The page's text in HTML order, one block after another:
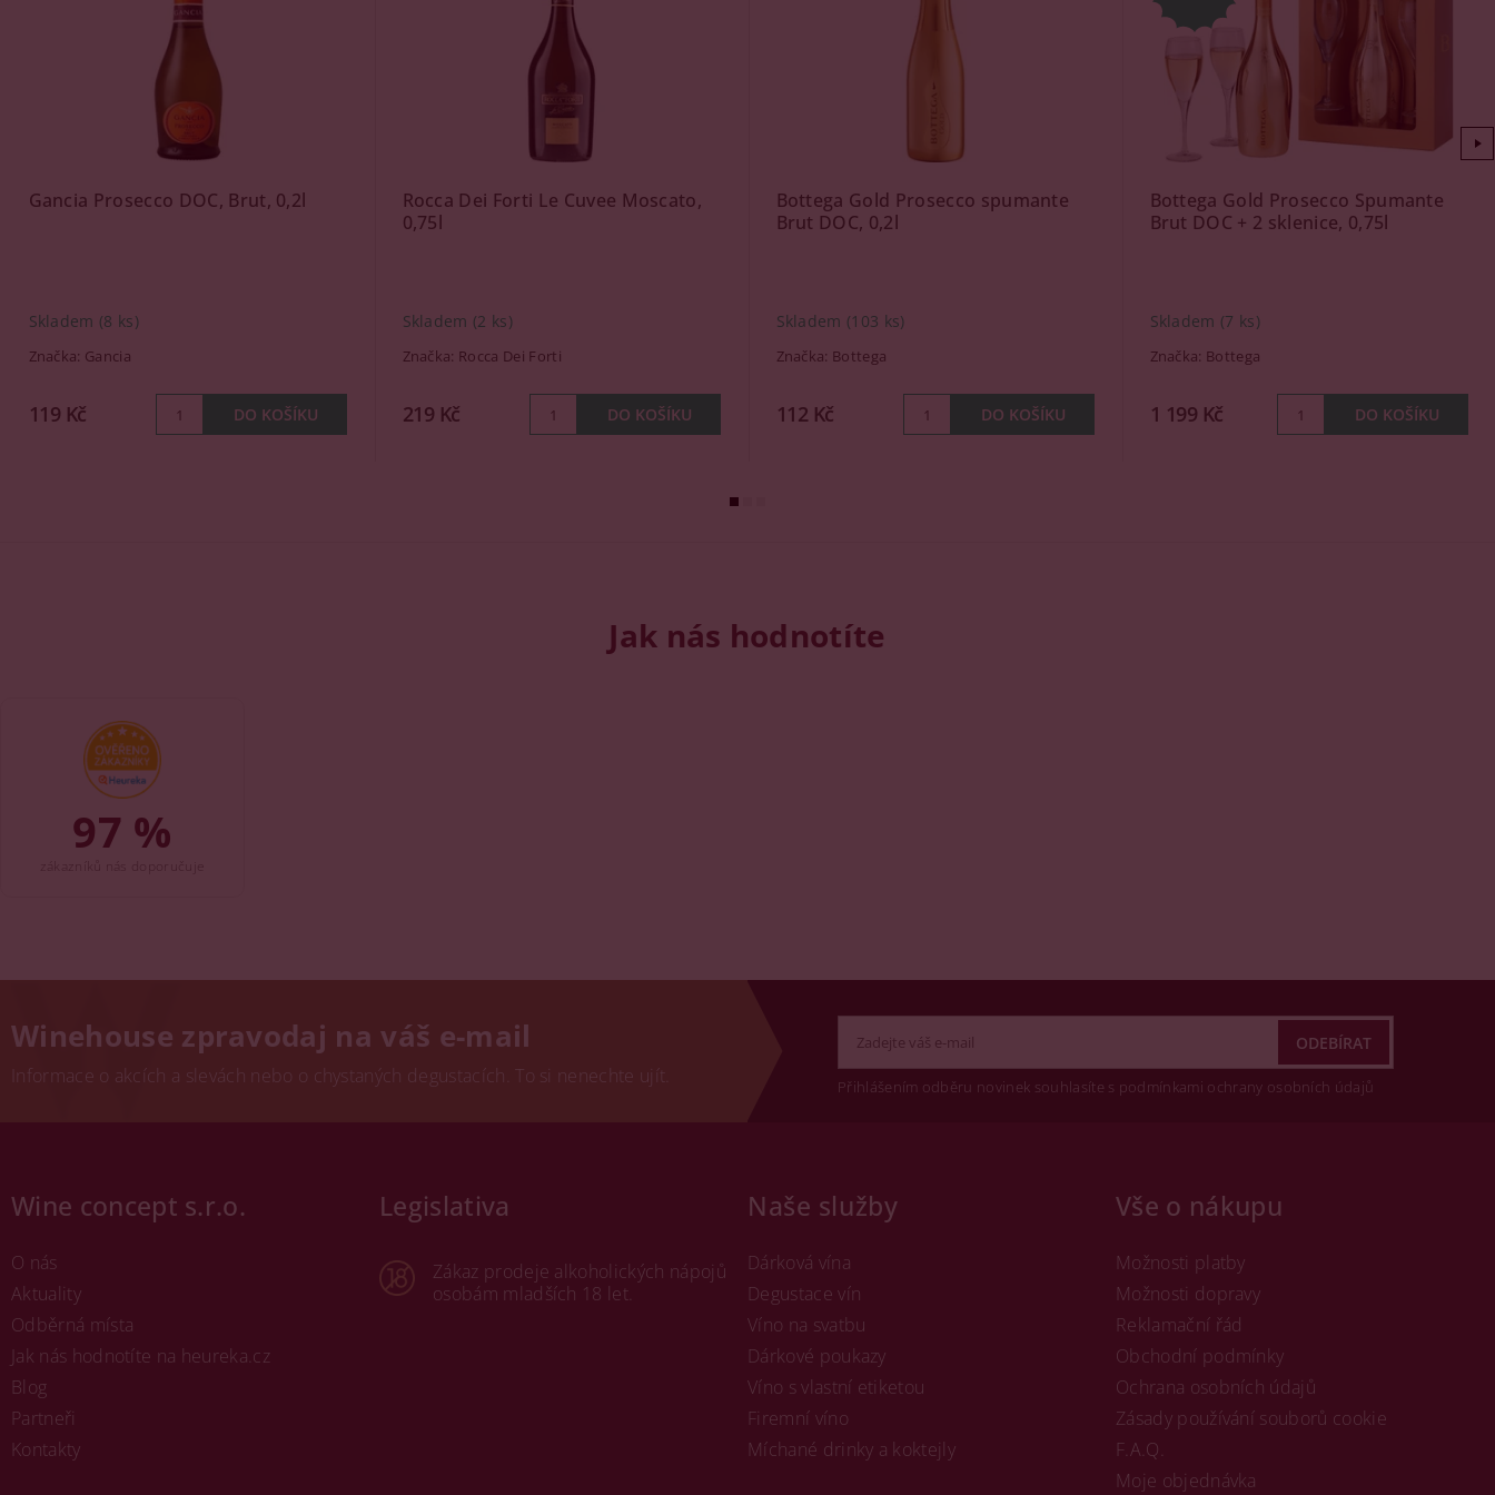
Gancia Prosecco DOC, Brut, 0,2l
Skladem (8 ks)
Značka: Gancia
119 Kč
Rocca Dei Forti Le Cuvee Moscato,
0,75l
Skladem (2 ks)
Značka: Rocca Dei Forti
219 Kč
Bottega Gold Prosecco spumante
Brut DOC, 0,2l
Skladem (103 ks)
Značka: Bottega
112 Kč
Bottega Gold Prosecco Spumante
Brut DOC + 2 sklenice, 0,75l
Skladem (7 ks)
Značka: Bottega
1 199 Kč
Jak nás hodnotíte
97 %
Winehouse zpravodaj na váš e-mail
Informace o akcích a slevách nebo o chystaných degustacích. To si nenechte ujít. Přihlášením odběru novinek souhlasíte s podmínkami ochrany osobních údajů
Wine concept s.r.o.
O nás
Aktuality
Odběrná místa
Jak nás hodnotíte na heureka.cz
Blog
Partneři
Kontakty
Legislativa
Zákaz prodeje alkoholických nápojů
osobám mladších 18 let.
Naše služby
Dárková vína
Degustace vín
Víno na svatbu
Dárkové poukazy
Víno s vlastní etiketou
Firemní víno
Míchané drinky a koktejly
Vše o nákupu
Možnosti platby
Možnosti dopravy
Reklamační řád
Obchodní podmínky
Ochrana osobních údajů
Zásady používání souborů cookie
F.A.Q.
Moje objednávka